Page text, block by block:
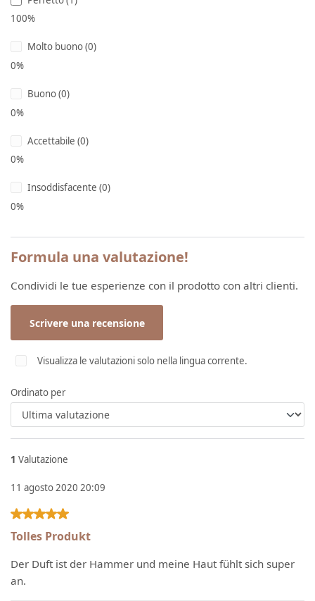
100%
Molto buono (0)
0%
Buono (0)
0%
Accettabile (0)
0%
Insoddisfacente (0)
0%
Formula una valutazione!
Condividi le tue esperienze con il prodotto con altri clienti.
Scrivere una recensione
Visualizza le valutazioni solo nella lingua corrente.
Ordinato per
1 Valutazione
11 agosto 2020 20:09
Recensione con valutazione di 5 su 5 stelle
Tolles Produkt
Der Duft ist der Hammer und meine Haut fühlt sich super
an.